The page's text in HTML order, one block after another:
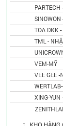
PARTECH
SINOWON
TOA DKK
TML -
VEM-MỸ
VEE GEE
XING-YUN